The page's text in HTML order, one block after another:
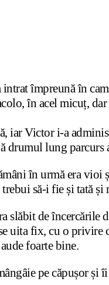
împreună în
în acel micuț,
iar Victor i-a
drumul lung
în urmă era
să-i fie și tată
slăbit de
uita fix, cu o
foarte bine.
pe căpușor